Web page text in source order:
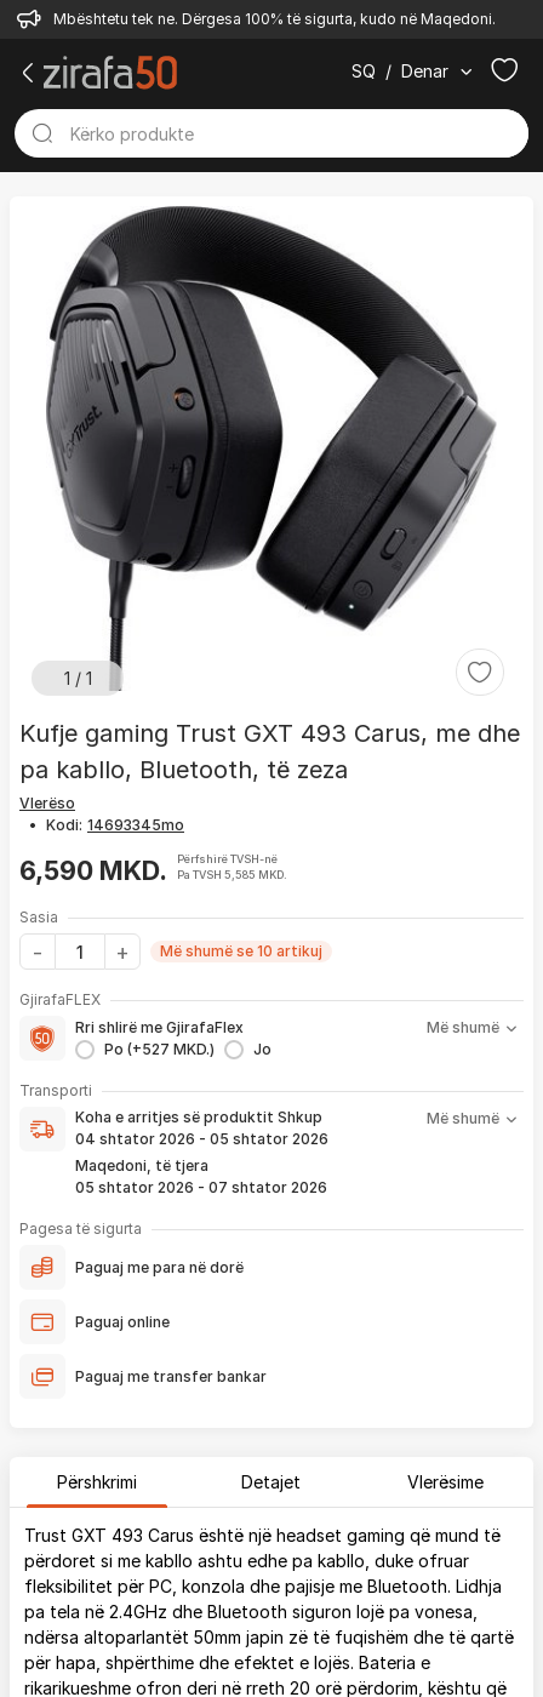
Mbështetu tek ne. Dërgesa 100% të sigurta, kudo në Maqedoni.
SQ / Denar
1 / 1
Kufje gaming Trust GXT 493 Carus, me dhe
pa kabllo, Bluetooth, të zeza
Vlerëso
• Kodi:
6,590 MKD.
Përfshirë TVSH-në
Pa TVSH 5,585 MKD.
Sasia
Më shumë se 10 artikuj
GjirafaFLEX
Rri shlirë me GjirafaFlex
Po (+527 MKD.)
Jo
Më shumë
-Prioritet
1 viti nga blerja
- Kontakt brenda24 hpër servisim, zëvendësim apo kthim
pagesë
Transporti
Koha e arritjes së produktit Shkup
04 shtator 2026 - 05 shtator 2026
Maqedoni, të tjera
05 shtator 2026 - 07 shtator 2026
Më shumë
Koha e arritjes së produktit nënkupton periudhën prej kur
bëhet verifikimi i porosisë suaj, dhe njoftimit për verifikim
që ju e pranoni përmes email-it apo SMS-it.
Nëse porosia bëhet tani, produkti arrin sipas afatit kohor të
vendosur më lartë. Ju do të njoftoheni në vazhdimësi
përfshirë momentin kur produkti arrin në depon tonë, dhe
më lartë. Ju lusim të keni parasysh që festat ndërkombëtare ndikojnë që
liferimi të shtyhet për rreth 2 ditë.
Pagesa të sigurta
Paguaj me para në dorë
Paguaj online
Paguaj me transfer bankar
Përshkrimi Detajet Vlerësime
Trust GXT 493 Carus është një headset gaming që mund të
përdoret si me kabllo ashtu edhe pa kabllo, duke ofruar
fleksibilitet për PC, konzola dhe pajisje me Bluetooth. Lidhja
pa tela në 2.4GHz dhe Bluetooth siguron lojë pa vonesa,
ndërsa altoparlantët 50mm japin zë të fuqishëm dhe të qartë
për hapa, shpërthime dhe efektet e lojës. Bateria e
rikarikueshme ofron deri në rreth 20 orë përdorim, kështu që